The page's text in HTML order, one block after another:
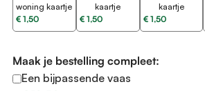
woning kaartje
€ 1,50
kaartje
€1,50
kaartje
€1,50
Maak je bestelling compleet:
Een bijpassende vaas